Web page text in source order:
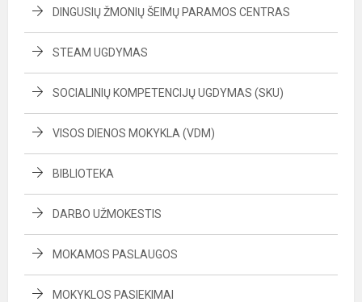
DINGUSIŲ ŽMONIŲ ŠEIMŲ PARAMOS CENTRAS
STEAM UGDYMAS
SOCIALINIŲ KOMPETENCIJŲ UGDYMAS (SKU)
VISOS DIENOS MOKYKLA (VDM)
BIBLIOTEKA
DARBO UŽMOKESTIS
MOKAMOS PASLAUGOS
MOKYKLOS PASIEKIMAI